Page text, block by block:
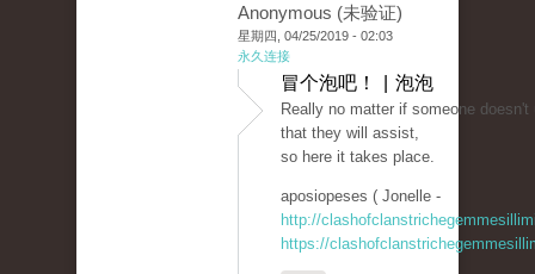
Anonymous (未验证)
星期四, 04/25/2019 - 02:03
永久连接
冒个泡吧！ | 泡泡
Really no matter if someone
that they will assist,
so here it takes place.
aposiopeses ( Jonelle -
http://
https://